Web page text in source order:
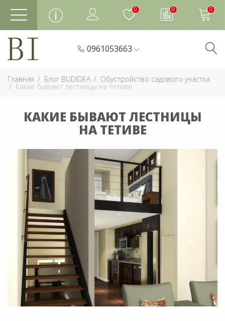
0 0 0
0961053663
Главная Блог BUDIDEA Обустройство садового участка
Какие бывают лестницы на тетиве
КАКИЕ БЫВАЮТ ЛЕСТНИЦЫ
НА ТЕТИВЕ